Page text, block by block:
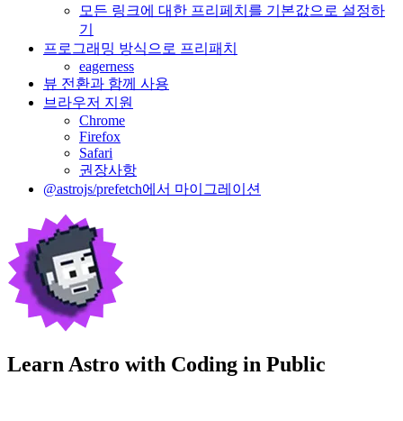
모든 링크에 대한 프리페치를 기본값으로 설정하
기
프로그래밍 방식으로 프리패치
eagerness
뷰 전환과 함께 사용
브라우저 지원
Chrome
Firefox
Safari
권장사항
@astrojs/prefetch에서 마이그레이션
Learn Astro with Coding in Public